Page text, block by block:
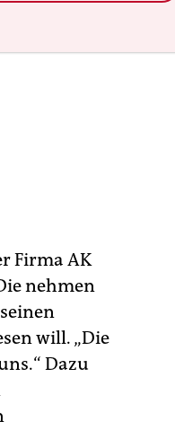
Firma AK
nehmen
will. „Die
Dazu